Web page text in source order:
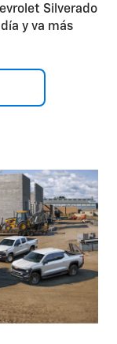
Silverado
y va más